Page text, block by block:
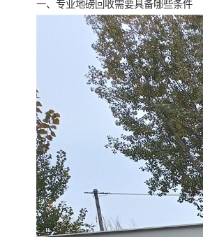
一、专业地磅回收需要具备哪些条件